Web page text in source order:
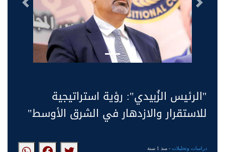
التالى السابق
"الرئيس الزُبيدي": رؤية استراتيجية
للاستقرار والازدهار في الشرق الأوسط"
دراسات وتحليلات- منذ 1 سنة